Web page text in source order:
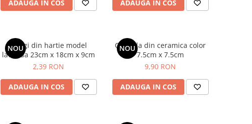
ADAUGA IN COS ADAUGA IN COS
NOU
Pungi din hartie model
lavanda 23cm x 18cm x 9cm
2,39 RON
ADAUGA IN COS
NOU
Candela din ceramica color
7.5cm x 7.5cm
9,90 RON
ADAUGA IN COS